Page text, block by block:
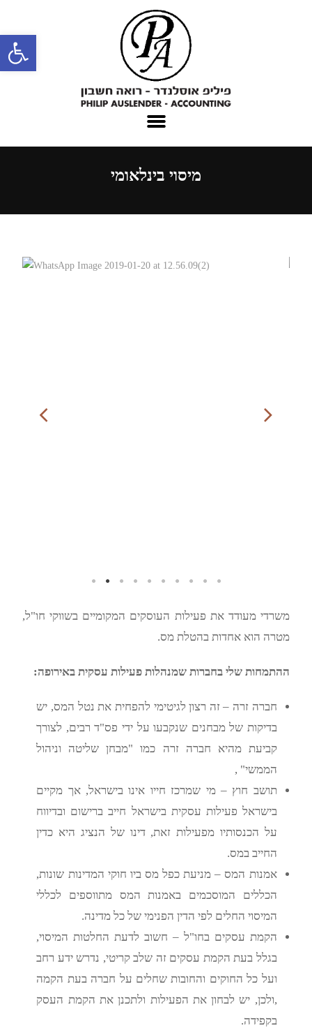
פתח סרגל נגישות
מיסוי בינלאומי
משרדי מעודד את פעילות העוסקים המקומיים בשווקי חו"ל,
מטרה הוא אחדות בהטלת מס.
ההתמחות שלי בחברות שמנהלות פעילות עסקית באירופה:
חברה זרה – זה רצון לגיטימי להפחית את נטל המס, יש
בדיקות של מבחנים שנקבעו על ידי פס"ד רבים, לצורך
קביעת מהיא חברה זרה כמו "מבחן שליטה וניהול
הממשי" ,
תושב חוץ – מי שמרכז חייו אינו בישראל, אך מקיים
בישראל פעילות עסקית בישראל חייב ברישום ובדיווח
על הכנסותיו מפעילות זאת, דינו של הנציג היא כדין
החייב במס.
אמנות המס – מניעת כפל מס ביו חוקי המדינות שונות,
הכללים המוסכמים באמנות המס מתווספים לכללי
המיסוי החלים לפי הדין הפנימי של כל מדינה.
הקמת עסקים בחו"ל – חשוב לדעת החלטות המיסוי,
בגלל בעת הקמת עסקים זה שלב קריטי, נדרש ידע רחב
ועל כל החוקים והחובות שחלים על חברה בעת הקמה
,ולכן, יש לבחון את הפעילות ולתכנן את הקמת העסק
בקפידה.